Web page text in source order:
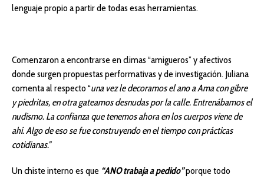
lenguaje propio a partir de todas esas herramientas.
Comenzaron a encontrarse en climas “amigueros” y afectivos
donde surgen propuestas performativas y de investigación. Juliana
comenta al respecto “una vez le decoramos el ano a Ama con gibre
y piedritas, en otra gateamos desnudas por la calle. Entrenábamos el
nudismo. La confianza que tenemos ahora en los cuerpos viene de
ahí. Algo de eso se fue construyendo en el tiempo con prácticas
cotidianas.”
Un chiste interno es que “ANO trabaja a pedido”porque todo